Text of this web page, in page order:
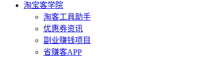
淘宝客学院
淘客工具助手
优惠券资讯
副业赚钱项目
省赚客APP